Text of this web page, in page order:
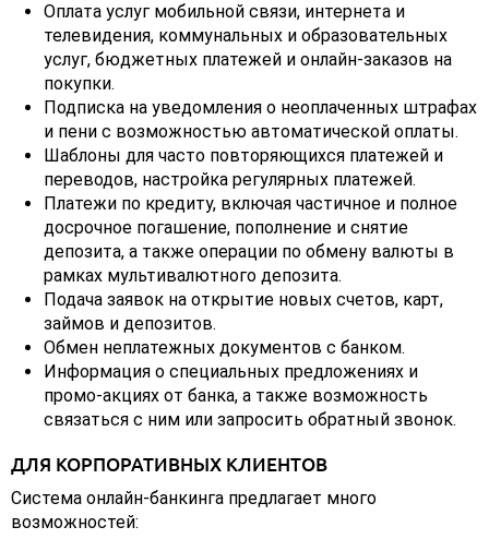
Оплата услуг мобильной связи, интернета и
телевидения, коммунальных и образовательных
услуг, бюджетных платежей и онлайн-заказов на
покупки.
Подписка на уведомления о неоплаченных штрафах
и пени с возможностью автоматической оплаты.
Шаблоны для часто повторяющихся платежей и
переводов, настройка регулярных платежей.
Платежи по кредиту, включая частичное и полное
досрочное погашение, пополнение и снятие
депозита, а также операции по обмену валюты в
рамках мультивалютного депозита.
Подача заявок на открытие новых счетов, карт,
займов и депозитов.
Обмен неплатежных документов с банком.
Информация о специальных предложениях и
промо-акциях от банка, а также возможность
связаться с ним или запросить обратный звонок.
ДЛЯ КОРПОРАТИВНЫХ КЛИЕНТОВ
Система онлайн-банкинга предлагает много
возможностей: